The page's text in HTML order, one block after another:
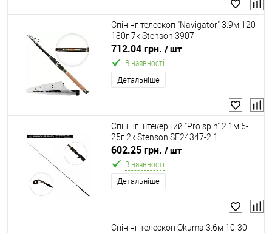
Спінінг телескоп "Navigator" 3.9м 120-
180г 7к Stenson 3907
712.04 грн. / шт
В наявності
Детальніше
Спінінг штекерний "Pro spin" 2.1м 5-
25г 2к Stenson SF24347-2.1
602.25 грн. / шт
В наявності
Детальніше
Спінінг телескоп Okuma 3.6м 10-30г